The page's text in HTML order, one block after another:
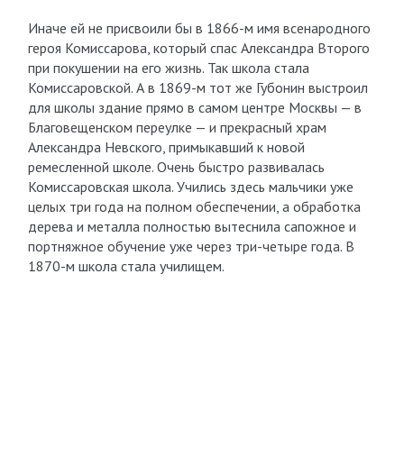
Иначе ей не присвоили бы в 1866-м имя всенародного
героя Комиссарова, который спас Александра Второго
при покушении на его жизнь. Так школа стала
Комиссаровской. А в 1869-м тот же Губонин выстроил
для школы здание прямо в самом центре Москвы — в
Благовещенском переулке — и прекрасный храм
Александра Невского, примыкавший к новой
ремесленной школе. Очень быстро развивалась
Комиссаровская школа. Учились здесь мальчики уже
целых три года на полном обеспечении, а обработка
дерева и металла полностью вытеснила сапожное и
портняжное обучение уже через три-четыре года. В
1870-м школа стала училищем.